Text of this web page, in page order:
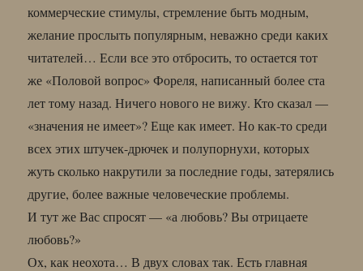
коммерческие стимулы, стремление быть модным,
желание прослыть популярным, неважно среди каких
читателей… Если все это отбросить, то остается тот
же «Половой вопрос» Фореля, написанный более ста
лет тому назад. Ничего нового не вижу. Кто сказал —
«значения не имеет»? Еще как имеет. Но как-то среди
всех этих штучек-дрючек и полупорнухи, которых
жуть сколько накрутили за последние годы, затерялись
другие, более важные человеческие проблемы.
И тут же Вас спросят — «а любовь? Вы отрицаете
любовь?»
Ох, как неохота… В двух словах так. Есть главная